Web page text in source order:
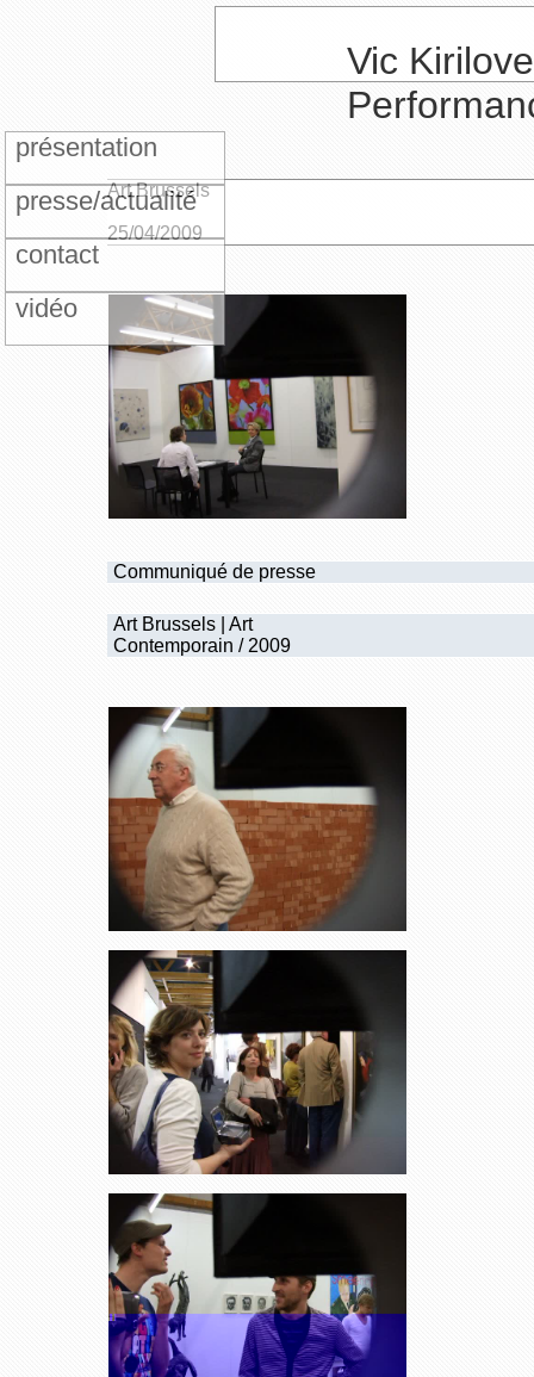
présentation
presse/actualité
contact
vidéo
Vic
Art Brussels
25/04/2009
Communiqué de presse
Art Brussels | Art
Contemporain / 2009